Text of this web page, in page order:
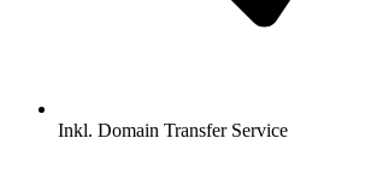
Inkl. Domain Transfer Service